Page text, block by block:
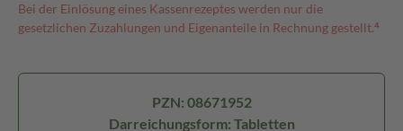
Bei der Einlösung eines Kassenrezeptes werden nur die
gesetzlichen Zuzahlungen und Eigenanteile in Rechnung gestellt.⁴
PZN: 08671952
Darreichungsform: Tabletten